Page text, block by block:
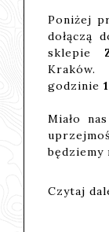
Poniżej
dołączą
sklepie
Kraków.
godzinie
Miało
będziemy
Czytaj